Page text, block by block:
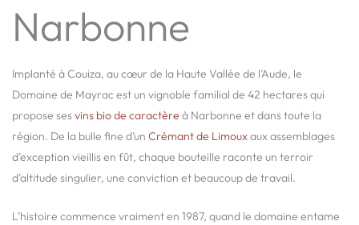
Narbonne
Implanté à Couiza, au cœur de la Haute Vallée de l’Aude, le
Domaine de Mayrac est un vignoble familial de 42 hectares qui
propose sesvins bio de caractère à Narbonne et dans toute la
région. De la bulle fine d’un Crémant de Limouxaux assemblages
d’exception vieillis en fût, chaque bouteille raconte un terroir
d’altitude singulier, une conviction et beaucoup de travail.
L’histoire commence vraiment en 1987, quand le domaine entame